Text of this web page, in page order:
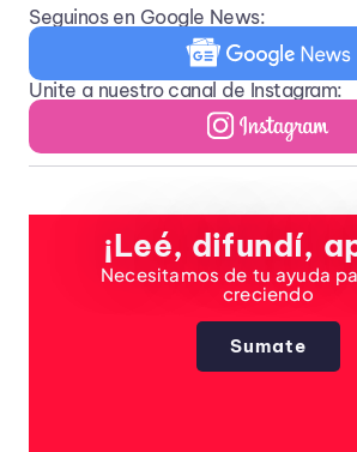
Seguinos en Google News:
Unite a nuestro canal de Instagram:
¡Leé, difundí,
Necesitamos de tu ayuda
creciendo
Sumate